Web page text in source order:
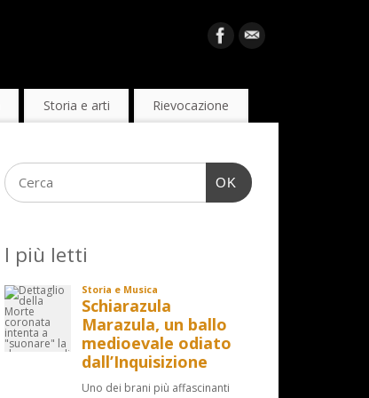
Storia e arti Rievocazione
OK
I più letti